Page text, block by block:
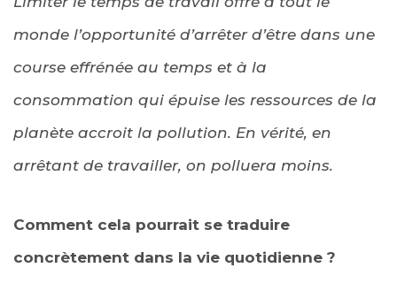
monde l’opportunité d’arrêter d’être dans une
course effrénée au temps et à la
consommation qui épuise les ressources de la
planète accroit la pollution. En vérité, en
arrêtant de travailler, on polluera moins.
Comment cela pourrait se traduire
concrètement dans la vie quotidienne ?